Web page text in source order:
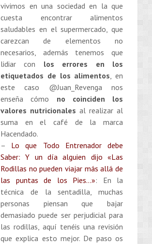
vivimos en una sociedad en la que
cuesta encontrar alimentos
saludables en el supermercado, que
carezcan de elementos no
necesarios, además tenemos que
lidiar con los errores en los
etiquetados de los alimentos , en
este caso @Juan_Revenga nos
enseña cómo no coinciden los
valores nutricionales al realizar al
suma en el café de la marca
Hacendado.
– Lo que Todo Entrenador debe
Saber: Y un día alguien dijo «Las
Rodillas no pueden viajar más allá de
las puntas de los Pies…»: En la
técnica de la sentadilla, muchas
personas piensan que bajar
demasiado puede ser perjudicial para
las rodillas, aquí tenéis una revisión
que explica esto mejor. De paso os